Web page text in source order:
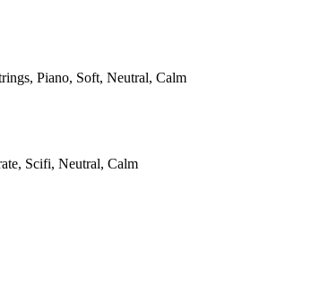
Piano, Soft, Neutral, Calm
Scifi, Neutral, Calm